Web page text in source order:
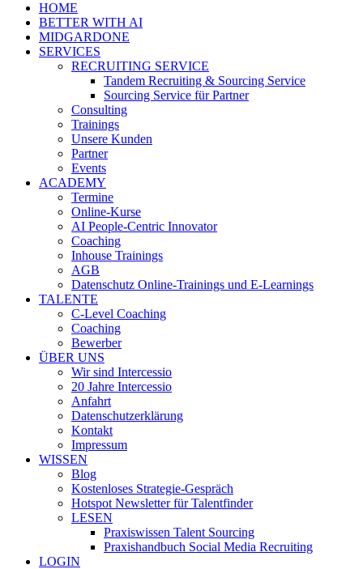
HOME
BETTER WITH AI
MIDGARDONE
SERVICES
RECRUITING SERVICE
Tandem Recruiting & Sourcing Service
Sourcing Service für Partner
Consulting
Trainings
Unsere Kunden
Partner
Events
ACADEMY
Termine
Online-Kurse
AI People-Centric Innovator
Coaching
Inhouse Trainings
AGB
Datenschutz Online-Trainings und E-Learnings
TALENTE
C-Level Coaching
Coaching
Bewerber
ÜBER UNS
Wir sind Intercessio
20 Jahre Intercessio
Anfahrt
Datenschutzerklärung
Kontakt
Impressum
WISSEN
Blog
Kostenloses Strategie-Gespräch
Hotspot Newsletter für Talentfinder
LESEN
Praxiswissen Talent Sourcing
Praxishandbuch Social Media Recruiting
LOGIN